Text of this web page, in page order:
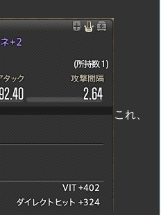
これ、